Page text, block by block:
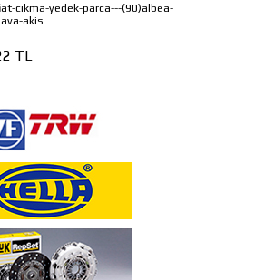
cikma-yedek-parca---(90)albea-
akis
TL